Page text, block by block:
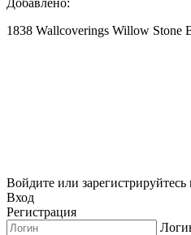
1838 Wallcoverings Willow
Войдите или зарегистрируйтесь
Вход
Регистрация